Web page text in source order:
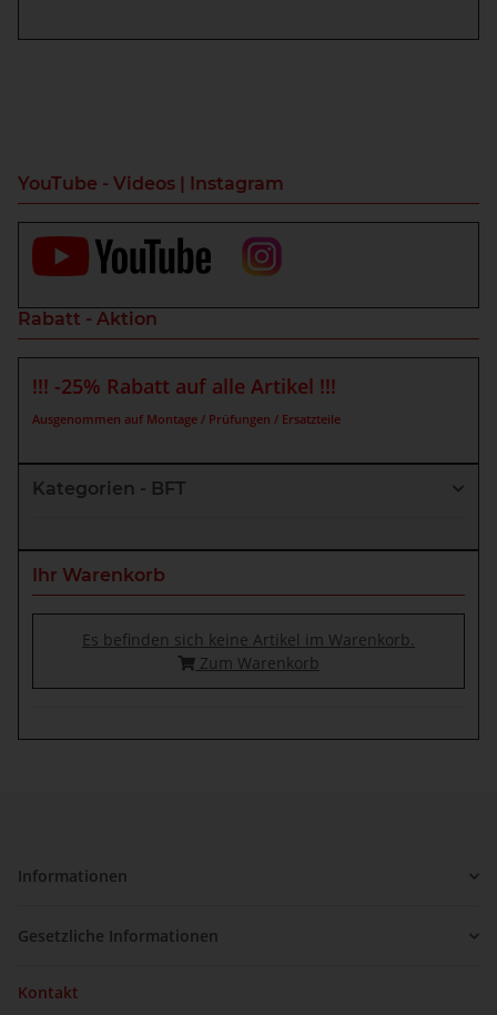
YouTube - Videos | Instagram
Rabatt - Aktion
!!! -25% Rabatt auf alle Artikel !!!
Ausgenommen auf Montage / Prüfungen / Ersatzteile
Kategorien - BFT
Ihr Warenkorb
Es befinden sich keine Artikel im Warenkorb.
Zum Warenkorb
Informationen
Gesetzliche Informationen
Kontakt